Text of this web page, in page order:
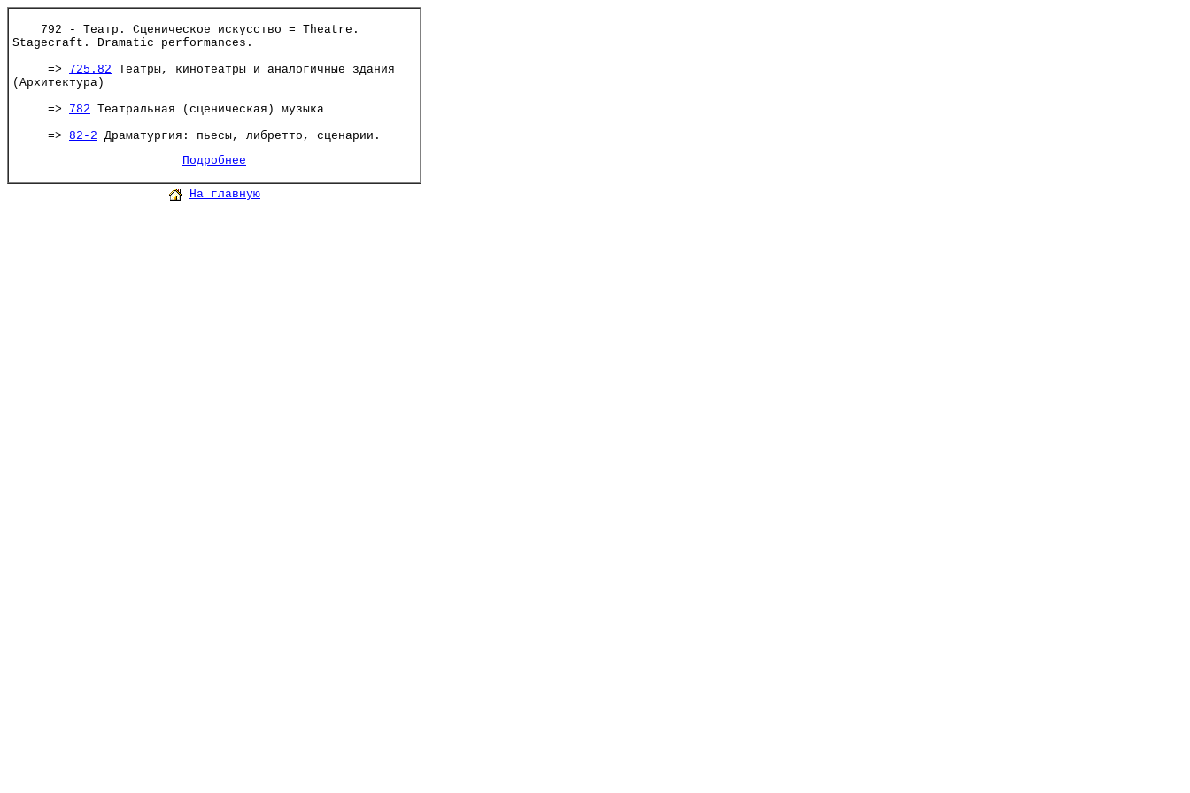
792 - Театр. Сценическое искусство = Theatre.
Stagecraft. Dramatic performances.
=> 725.82 Театры, кинотеатры и аналогичные здания
(Архитектура)
=> 782 Театральная (сценическая) музыка
=> 82-2 Драматургия: пьесы, либретто, сценарии.
Подробнее
На главную